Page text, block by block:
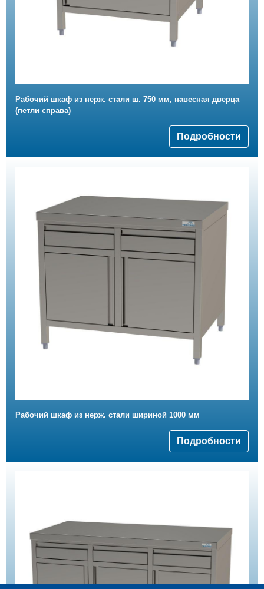
Рабочий шкаф из нерж. стали ш. 750 мм, навесная дверца
(петли справа)
Подробности
Рабочий шкаф из нерж. стали шириной 1000 мм
Подробности